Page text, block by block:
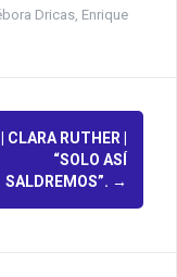
Dricas, Enrique
CLARA RUTHER |
“SOLO ASÍ
SALDREMOS”. →